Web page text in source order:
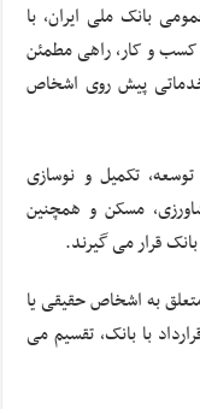
بانک ملی ایران، با
و کار، راهی مطمئن
خدماتی پیش روی اشخاص
تکمیل و نوسازی
مسکن و همچنین
قرار می گیرند.
به اشخاص حقیقی یا
با بانک، تقسیم می